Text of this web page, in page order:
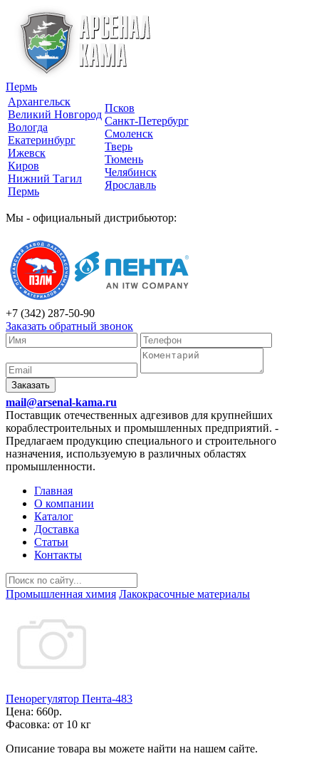
Пермь
Архангельск
Великий Новгород
Вологда
Екатеринбург
Ижевск
Киров
Нижний Тагил
Пермь
Псков
Санкт-Петербург
Смоленск
Тверь
Тюмень
Челябинск
Ярославль
Мы - официальный дистрибьютор:
+7 (342) 287-50-90
Заказать обратный звонок
Заказать
mail@arsenal-kama.ru
Поставщик отечественных адгезивов для крупнейших
кораблестроительных и промышленных предприятий. -
Предлагаем продукцию специального и строительного
назначения, используемую в различных областях
промышленности.
Главная
О компании
Каталог
Доставка
Статьи
Контакты
Промышленная химия Лакокрасочные материалы
Пенорегулятор Пента-483
Цена: 660р.
Фасовка: от 10 кг
Описание товара вы можете найти на нашем сайте.